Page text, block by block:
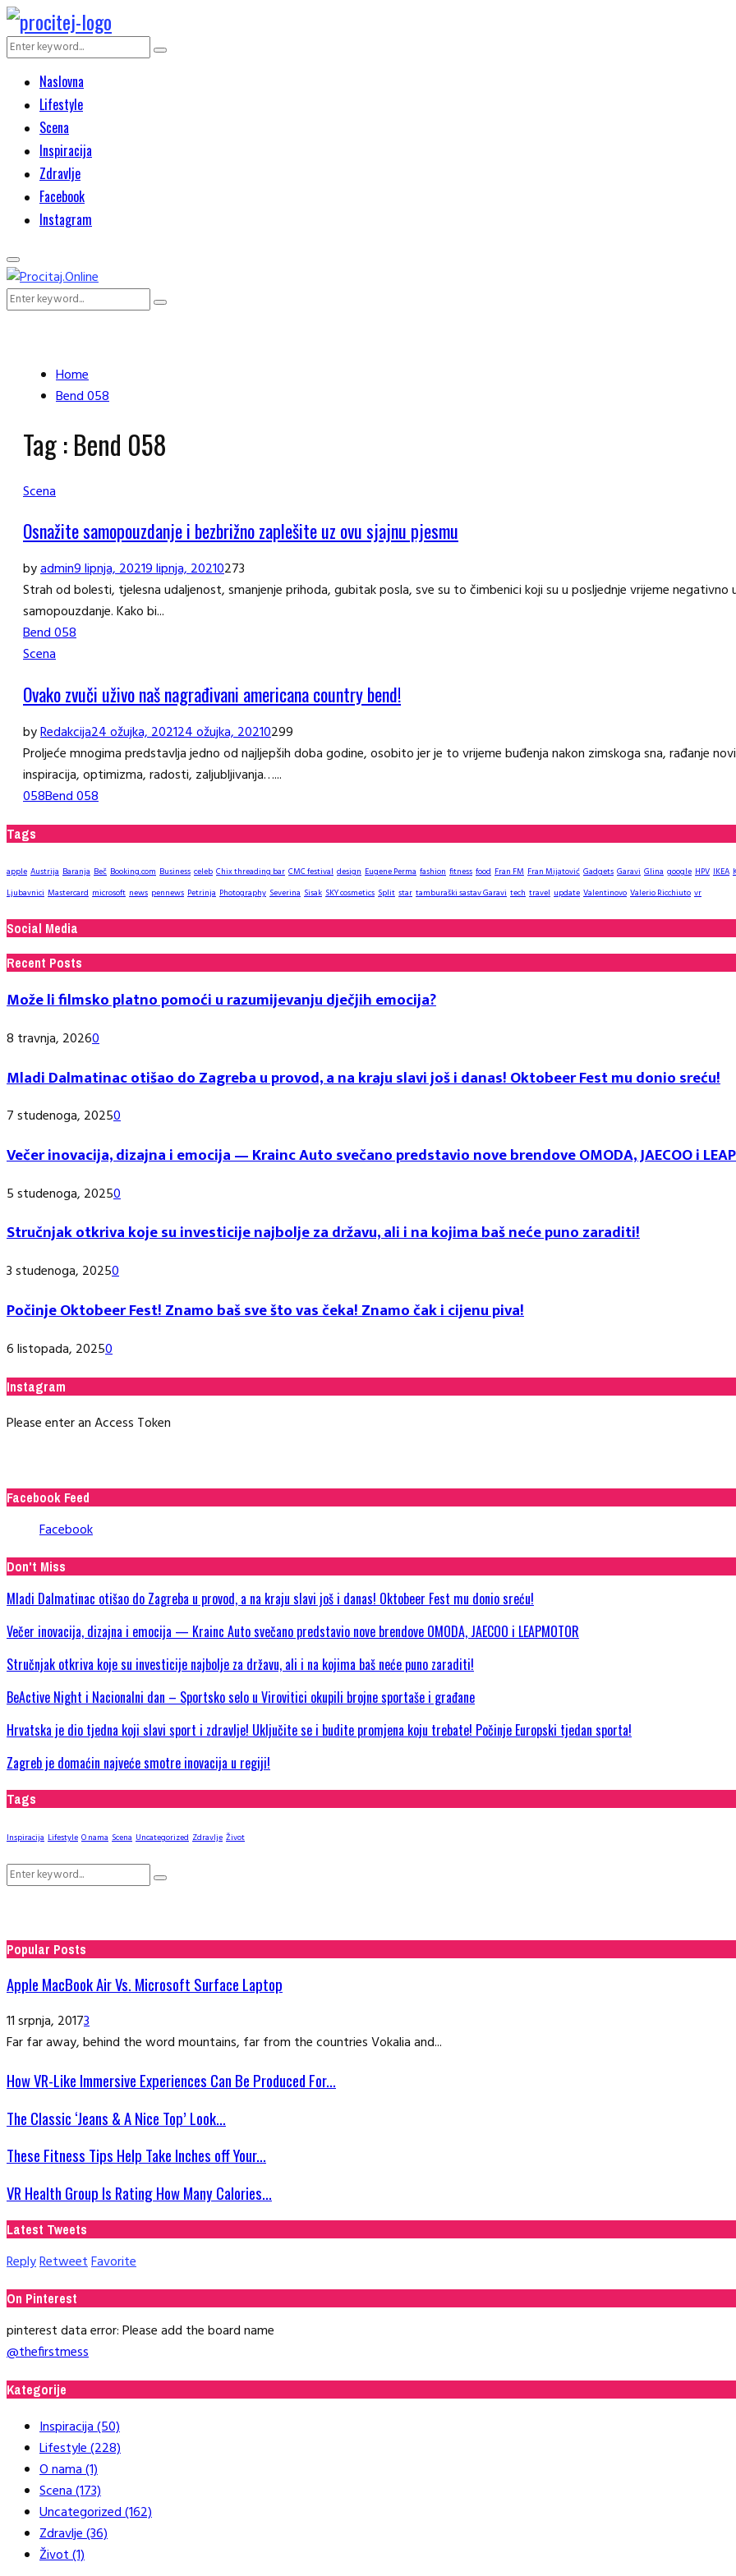
Search
Search
Naslovna
Lifestyle
Scena
Inspiracija
Zdravlje
Facebook
Instagram
Primary
Menu
Search
Search
Home
Bend 058
Tag : Bend 058
Scena
Osnažite samopouzdanje i bezbrižno zaplešite uz ovu sjajnu pjesmu
byadmin9 lipnja, 20219 lipnja, 20210273
Strah od bolesti, tjelesna udaljenost, smanjenje prihoda, gubitak posla, sve su to čimbenici koji su u posljednje vrijeme negativno
samopouzdanje. Kako bi...
Bend 058
Scena
Ovako zvuči uživo naš nagrađivani americana country bend!
byRedakcija24 ožujka, 202124 ožujka, 20210299
Proljeće mnogima predstavlja jedno od najljepših doba godine, osobito jer je to vrijeme buđenja nakon zimskoga sna, rađanje
inspiracija, optimizma, radosti, zaljubljivanja…...
058Bend 058
Tags
apple Austrija Baranja Beč Booking.com Business celeb Chix threading bar CMC festival design Eugene Perma fashion fitness food Fran FM Fran Mijatović Gadgets Garavi Glina google HPV IKEA
Ljubavnici Mastercard microsoft news pennews Petrinja Photography Severina Sisak SKY cosmetics Split star tamburaški sastav Garavi tech travel update Valentinovo Valerio Ricchiuto vr
Social Media
Recent Posts
Može li filmsko platno pomoći u razumijevanju dječjih emocija?
8 travnja, 20260
Mladi Dalmatinac otišao do Zagreba u provod, a na kraju slavi još i danas! Oktobeer Fest mu donio sreću!
7 studenoga, 20250
Večer inovacija, dizajna i emocija — Krainc Auto svečano predstavio nove brendove OMODA, JAECOO i
5 studenoga, 20250
Stručnjak otkriva koje su investicije najbolje za državu, ali i na kojima baš neće puno zaraditi!
3 studenoga, 20250
Počinje Oktobeer Fest! Znamo baš sve što vas čeka! Znamo čak i cijenu piva!
6 listopada, 20250
Instagram
Please enter an Access Token
Facebook Feed
Facebook
Don't Miss
Mladi Dalmatinac otišao do Zagreba u provod, a na kraju slavi još i danas! Oktobeer Fest mu donio sreću!
Večer inovacija, dizajna i emocija — Krainc Auto svečano predstavio nove brendove OMODA, JAECOO i LEAPMOTOR
Stručnjak otkriva koje su investicije najbolje za državu, ali i na kojima baš neće puno zaraditi!
BeActive Night i Nacionalni dan – Sportsko selo u Virovitici okupili brojne sportaše i građane
Hrvatska je dio tjedna koji slavi sport i zdravlje! Uključite se i budite promjena koju trebate! Počinje Europski tjedan sporta!
Zagreb je domaćin najveće smotre inovacija u regiji!
Tags
Inspiracija Lifestyle O nama Scena Uncategorized Zdravlje Život
Search
Search
Popular Posts
Apple MacBook Air Vs. Microsoft Surface Laptop
11 srpnja, 20173
Far far away, behind the word mountains, far from the countries Vokalia and...
How VR-Like Immersive Experiences Can Be Produced For...
The Classic ‘Jeans & A Nice Top’ Look...
These Fitness Tips Help Take Inches off Your...
VR Health Group Is Rating How Many Calories...
Latest Tweets
ReplyRetweetFavorite
On Pinterest
pinterest data error: Please add the board name
@thefirstmess
Kategorije
Inspiracija(50)
Lifestyle(228)
O nama(1)
Scena(173)
Uncategorized(162)
Zdravlje(36)
Život(1)